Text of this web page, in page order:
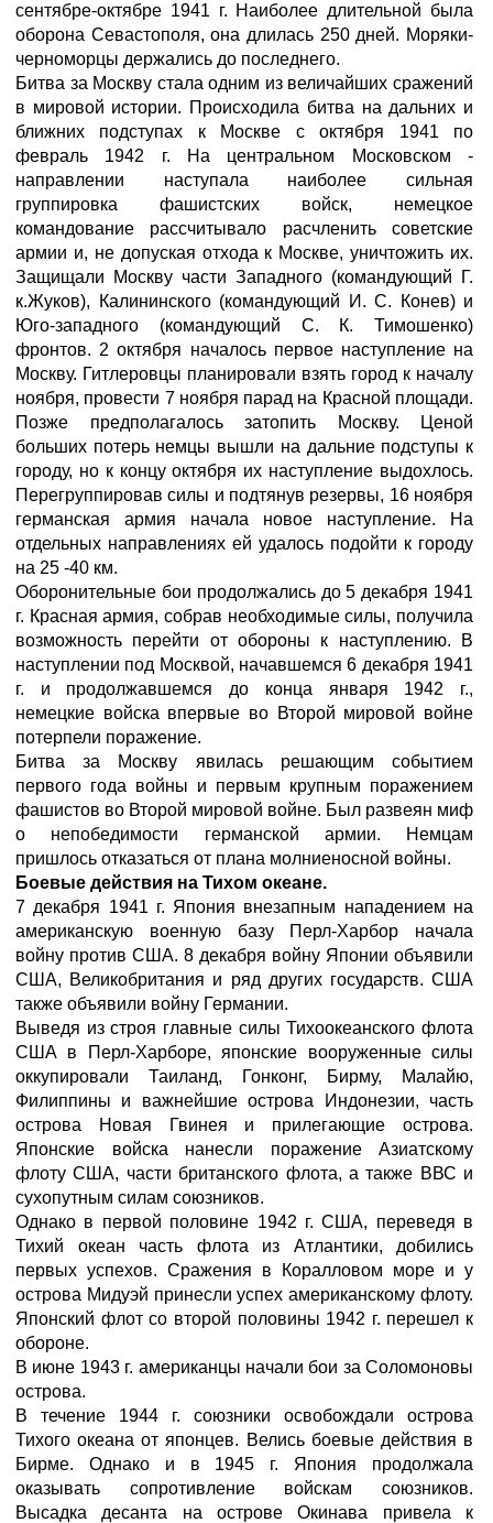
сентябре-октябре 1941 г. Наиболее длительной была
оборона Севастополя, она длилась 250 дней. Моряки-
черноморцы держались до последнего.
Битва за Москву стала одним из величайших сражений
в мировой истории. Происходила битва на дальних и
ближних подступах к Москве с октября 1941 по
февраль 1942 г. На центральном Московском -
направлении наступала наиболее сильная
группировка фашистских войск, немецкое
командование рассчитывало расчленить советские
армии и, не допуская отхода к Москве, уничтожить их.
Защищали Москву части Западного (командующий Г.
к.Жуков), Калининского (командующий И. С. Конев) и
Юго-западного (командующий С. К. Тимошенко)
фронтов. 2 октября началось первое наступление на
Москву. Гитлеровцы планировали взять город к началу
ноября, провести 7 ноября парад на Красной площади.
Позже предполагалось затопить Москву. Ценой
больших потерь немцы вышли на дальние подступы к
городу, но к концу октября их наступление выдохлось.
Перегруппировав силы и подтянув резервы, 16 ноября
германская армия начала новое наступление. На
отдельных направлениях ей удалось подойти к городу
на 25 -40 км.
Оборонительные бои продолжались до 5 декабря 1941
г. Красная армия, собрав необходимые силы, получила
возможность перейти от обороны к наступлению. В
наступлении под Москвой, начавшемся 6 декабря 1941
г. и продолжавшемся до конца января 1942 г.,
немецкие войска впервые во Второй мировой войне
потерпели поражение.
Битва за Москву явилась решающим событием
первого года войны и первым крупным поражением
фашистов во Второй мировой войне. Был развеян миф
о непобедимости германской армии. Немцам
пришлось отказаться от плана молниеносной войны.
Боевые действия на Тихом океане.
7 декабря 1941 г. Япония внезапным нападением на
американскую военную базу Перл-Харбор начала
войну против США. 8 декабря войну Японии объявили
США, Великобритания и ряд других государств. США
также объявили войну Германии.
Выведя из строя главные силы Тихоокеанского флота
США в Перл-Харборе, японские вооруженные силы
оккупировали Таиланд, Гонконг, Бирму, Малайю,
Филиппины и важнейшие острова Индонезии, часть
острова Новая Гвинея и прилегающие острова.
Японские войска нанесли поражение Азиатскому
флоту США, части британского флота, а также ВВС и
сухопутным силам союзников.
Однако в первой половине 1942 г. США, переведя в
Тихий океан часть флота из Атлантики, добились
первых успехов. Сражения в Коралловом море и у
острова Мидуэй принесли успех американскому флоту.
Японский флот со второй половины 1942 г. перешел к
обороне.
В июне 1943 г. американцы начали бои за Соломоновы
острова.
В течение 1944 г. союзники освобождали острова
Тихого океана от японцев. Велись боевые действия в
Бирме. Однако и в 1945 г. Япония продолжала
оказывать сопротивление войскам союзников.
Высадка десанта на острове Окинава привела к